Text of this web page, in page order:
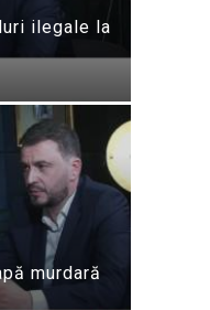
ilegale la
murdară